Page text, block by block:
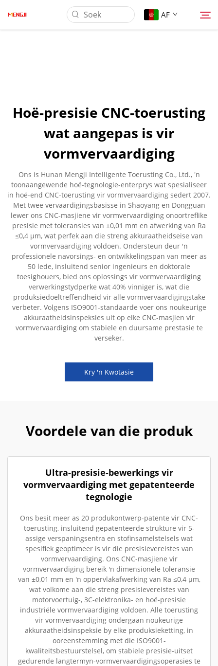
AF
Toepassing
Nuus
Kontak Ons
Hoë-presisie CNC-toerusting
wat aangepas is vir
vormvervaardiging
Ons is Hunan Mengji Intelligente Toerusting Co., Ltd., 'n
toonaangewende hoë-tegnologie-enterprys wat spesialiseer
in hoë-end CNC-toerusting vir vormvervaardiging sedert 2007.
Met twee vervaardigingsbasisse in Shaoyang en Dongguan
lewer ons CNC-masjiene vir vormvervaardiging onoortreflike
presisie met toleransies van ±0,01 mm en afwerking van Ra
≤0,4 µm, wat perfek aan die streng akkuraatheidseise van
vormvervaardiging voldoen. Ondersteun deur 'n
professionele navorsings- en ontwikkelingspan van meer as
50 lede, insluitend senior ingenieurs en doktorale
toesighouers, bied ons oplossings vir vormvervaardiging
verwerkingstydperke wat 40% vinniger is, wat die
produksiedoeltreffendheid vir alle vormvervaardigingstake
verbeter. Volgens ISO9001-standaarde voer ons noukeurige
akkuraatheidsinspeksies uit op elke CNC-masjien vir
vormvervaardiging om stabiele en duursame prestasie te
verseker.
Kry 'n Kwotasie
Voordele van die produk
Ultra-presisie-bewerkings vir
vormvervaardiging met gepatenteerde
tegnologie
Ons besit meer as 20 produkontwerp-patente vir CNC-
toerusting, insluitend gepatenteerde strukture vir 5-
assige verspaningsentra en stofinsamelstelsels wat
spesifiek geoptimeer is vir die presisievereistes van
vormvervaardiging. Ons CNC-masjiene vir
vormvervaardiging bereik 'n dimensionele toleransie
van ±0,01 mm en 'n oppervlakafwerking van Ra ≤0,4 µm,
wat volkome aan die streng presisievereistes van
motorvoertuig-, 3C-elektronika- en hoë-presisie
industriële vormvervaardiging voldoen. Alle toerusting
vir vormvervaardiging ondergaan noukeurige
akkuraatheidsinspeksie by elke produksieketting, in
ooreenstemming met die ISO9001-
kwaliteitsbestuurstelsel, om stabiele presisie-uitset
gedurende langtermyn-vormvervaardigingsoperasies te